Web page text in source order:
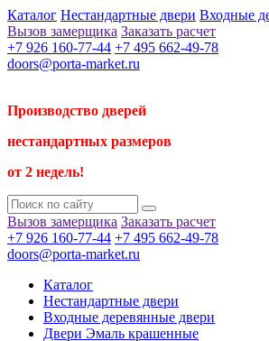
Каталог Нестандартные двери Входные
Вызов замерщика Заказать расчет
+7 926 160-77-44 +7 495 662-49-78
doors@porta-market.ru
Производство дверей
нестандартных размеров
от 2 недель!
Вызов замерщика Заказать расчет
+7 926 160-77-44 +7 495 662-49-78
doors@porta-market.ru
Каталог
Нестандартные двери
Входные деревянные двери
Двери Эмаль крашенные